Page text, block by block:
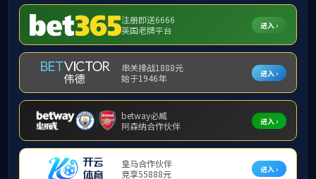
>新闻动态>